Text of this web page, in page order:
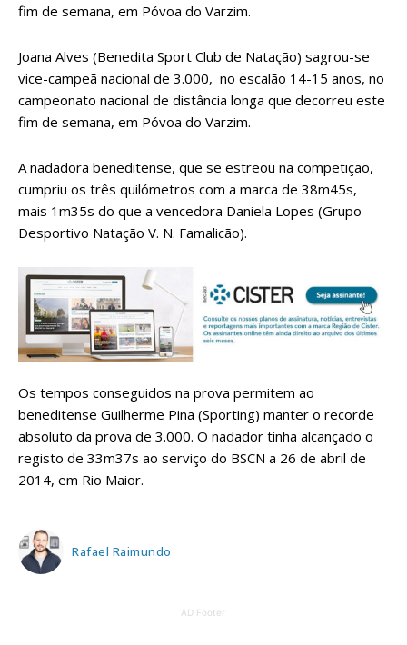
fim de semana, em Póvoa do Varzim.
Joana Alves (Benedita Sport Club de Natação) sagrou-se
vice-campeã nacional de 3.000, no escalão 14-15 anos, no
campeonato nacional de distância longa que decorreu este
fim de semana, em Póvoa do Varzim.
A nadadora beneditense, que se estreou na competição,
cumpriu os três quilómetros com a marca de 38m45s,
mais 1m35s do que a vencedora Daniela Lopes (Grupo
Desportivo Natação V. N. Famalicão).
Os tempos conseguidos na prova permitem ao
beneditense Guilherme Pina (Sporting) manter o recorde
absoluto da prova de 3.000. O nadador tinha alcançado o
registo de 33m37s ao serviço do BSCN a 26 de abril de
2014, em Rio Maior.
Rafael Raimundo
AD Footer